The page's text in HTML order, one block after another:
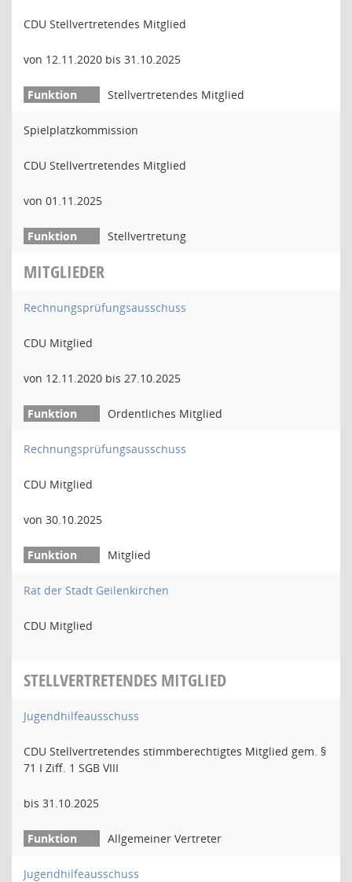
CDU Stellvertretendes Mitglied
von 12.11.2020 bis 31.10.2025
Stellvertretendes Mitglied
Spielplatzkommission
CDU Stellvertretendes Mitglied
von 01.11.2025
Stellvertretung
MITGLIEDER
Rechnungsprüfungsausschuss
CDU Mitglied
von 12.11.2020 bis 27.10.2025
Ordentliches Mitglied
Rechnungsprüfungsausschuss
CDU Mitglied
von 30.10.2025
Mitglied
Rat der Stadt Geilenkirchen
CDU Mitglied
STELLVERTRETENDES MITGLIED
Jugendhilfeausschuss
CDU Stellvertretendes stimmberechtigtes Mitglied gem. §
71 I Ziff. 1 SGB VIII
bis 31.10.2025
Allgemeiner Vertreter
Jugendhilfeausschuss